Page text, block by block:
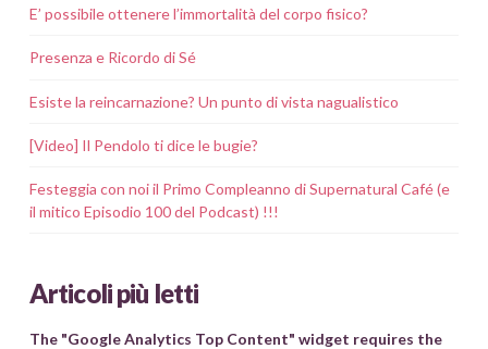
E’ possibile ottenere l’immortalità del corpo fisico?
Presenza e Ricordo di Sé
Esiste la reincarnazione? Un punto di vista nagualistico
[Video] Il Pendolo ti dice le bugie?
Festeggia con noi il Primo Compleanno di Supernatural Café (e
il mitico Episodio 100 del Podcast) !!!
Articoli più letti
The "Google Analytics Top Content" widget requires the